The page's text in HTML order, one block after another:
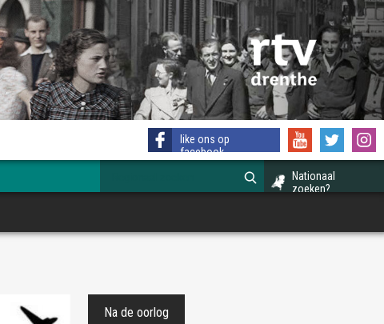
like ons op
facebook
Nationaal
zoeken?
Na de oorlog